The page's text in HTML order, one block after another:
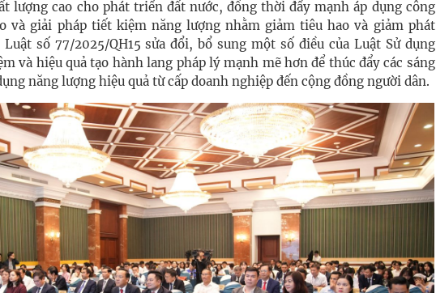
lượng cao cho phát triển đất nước, đồng thời đẩy mạnh áp dụng công
và giải pháp tiết kiệm năng lượng nhằm giảm tiêu hao và giảm phát
số 77/2025/QH15 sửa đổi, bổ sung một số điều của Luật Sử dụng
và hiệu quả tạo hành lang pháp lý mạnh mẽ hơn để thúc đẩy các sáng
năng lượng hiệu quả từ cấp doanh nghiệp đến cộng đồng người dân.